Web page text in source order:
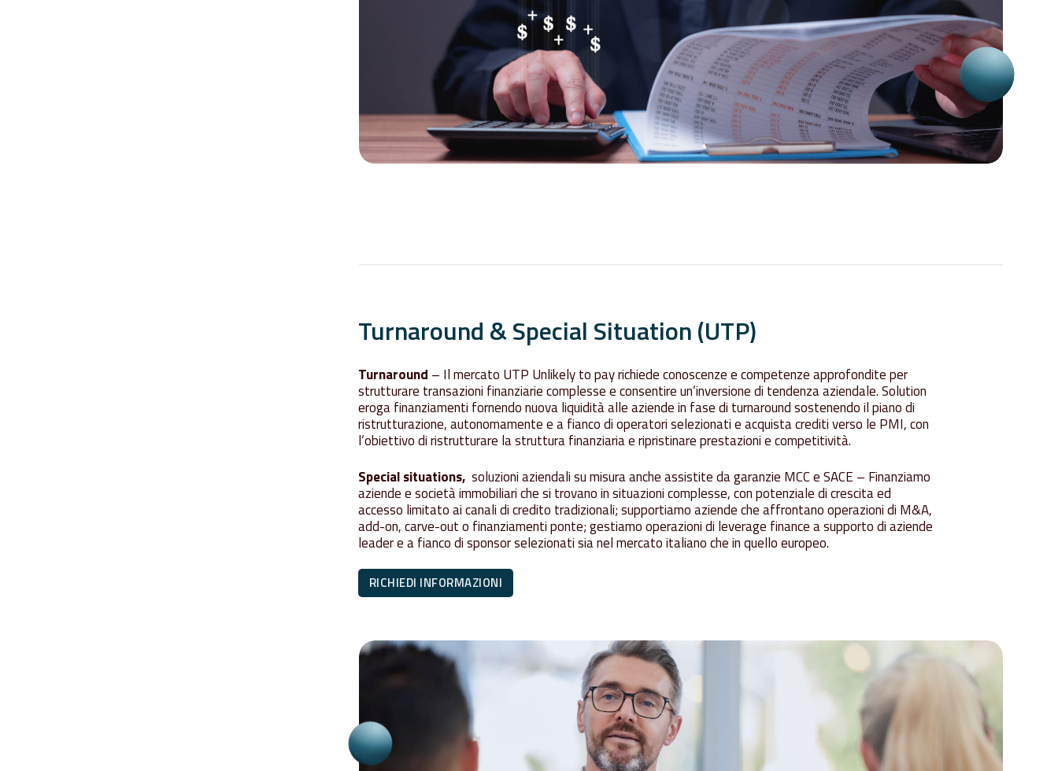
Turnaround & Special Situation (UTP)
Turnaround – Il mercato UTP Unlikely to pay richiede conoscenze e competenze approfondite per
strutturare transazioni finanziarie complesse e consentire un’inversione di tendenza aziendale. Solution
eroga finanziamenti fornendo nuova liquidità alle aziende in fase di turnaround sostenendo il piano di
ristrutturazione, autonomamente e a fianco di operatori selezionati e acquista crediti verso le PMI, con
l’obiettivo di ristrutturare la struttura finanziaria e ripristinare prestazioni e competitività.
Special situations, soluzioni aziendali su misura anche assistite da garanzie MCC e SACE – Finanziamo
aziende e società immobiliari che si trovano in situazioni complesse, con potenziale di crescita ed
accesso limitato ai canali di credito tradizionali; supportiamo aziende che affrontano operazioni di M&A,
add-on, carve-out o finanziamenti ponte; gestiamo operazioni di leverage finance a supporto di aziende
leader e a fianco di sponsor selezionati sia nel mercato italiano che in quello europeo.
RICHIEDI INFORMAZIONI